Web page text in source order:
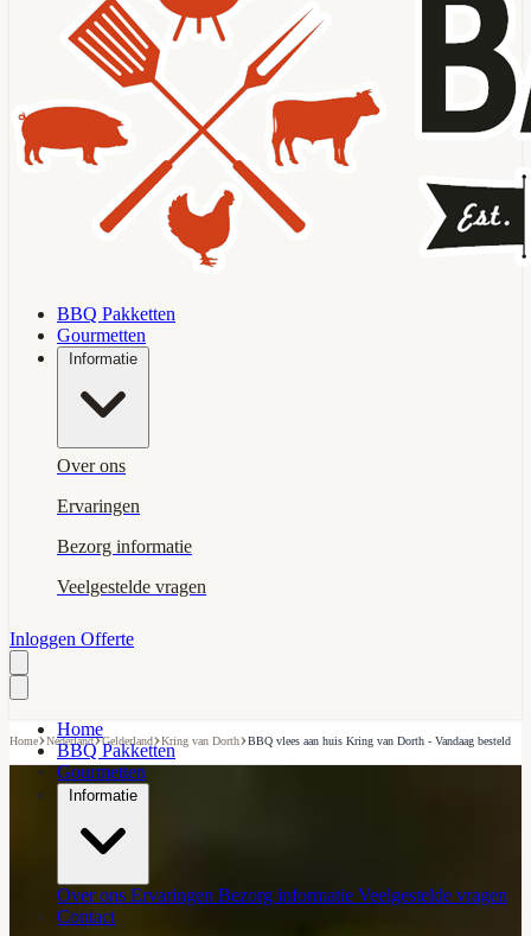
BBQ Pakketten
Gourmetten
Informatie
Over ons
Ervaringen
Bezorg informatie
Veelgestelde vragen
Inloggen Offerte
Home
BBQ Pakketten
Gourmetten
Informatie
Over ons Ervaringen Bezorg informatie Veelgestelde vragen
Contact
Home›Nederland›Gelderland›Kring van Dorth›BBQ vlees aan huis Kring van Dorth - Vandaag besteld